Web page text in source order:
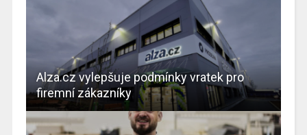
Alza.cz vylepšuje podmínky vratek pro
firemní zákazníky